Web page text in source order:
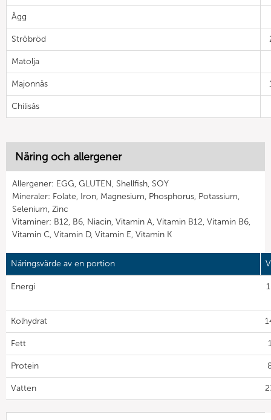
Ägg
Ströbröd
Matolja
Majonnäs
Chilisås
Näring och allergener
Allergener: EGG, GLUTEN, Shellfish, SOY
Mineraler: Folate, Iron, Magnesium, Phosphorus, Potassium,
Selenium, Zinc
Vitaminer: B12, B6, Niacin, Vitamin A, Vitamin B12, Vitamin B6,
Vitamin C, Vitamin D, Vitamin E, Vitamin K
Näringsvärde av en portion
Energi
Kolhydrat
Fett
Protein
Vatten